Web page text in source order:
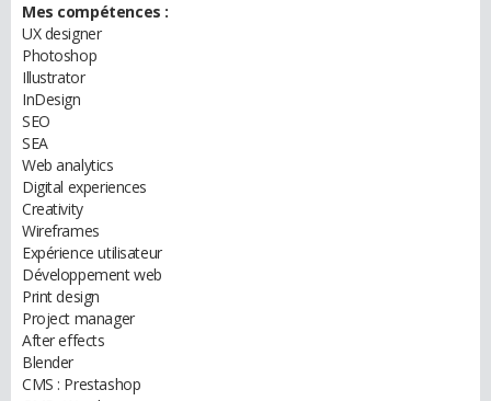
Mes compétences :
UX designer
Photoshop
Illustrator
InDesign
SEO
SEA
Web analytics
Digital experiences
Creativity
Wireframes
Expérience utilisateur
Développement web
Print design
Project manager
After effects
Blender
CMS : Prestashop